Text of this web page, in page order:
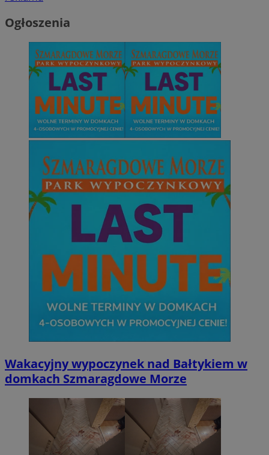
Ogłoszenia
Wakacyjny wypoczynek nad Bałtykiem w
domkach Szmaragdowe Morze